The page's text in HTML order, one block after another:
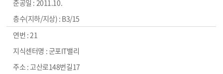
2011.10.
B3/15
21
군포IT밸리
고산로148번길17